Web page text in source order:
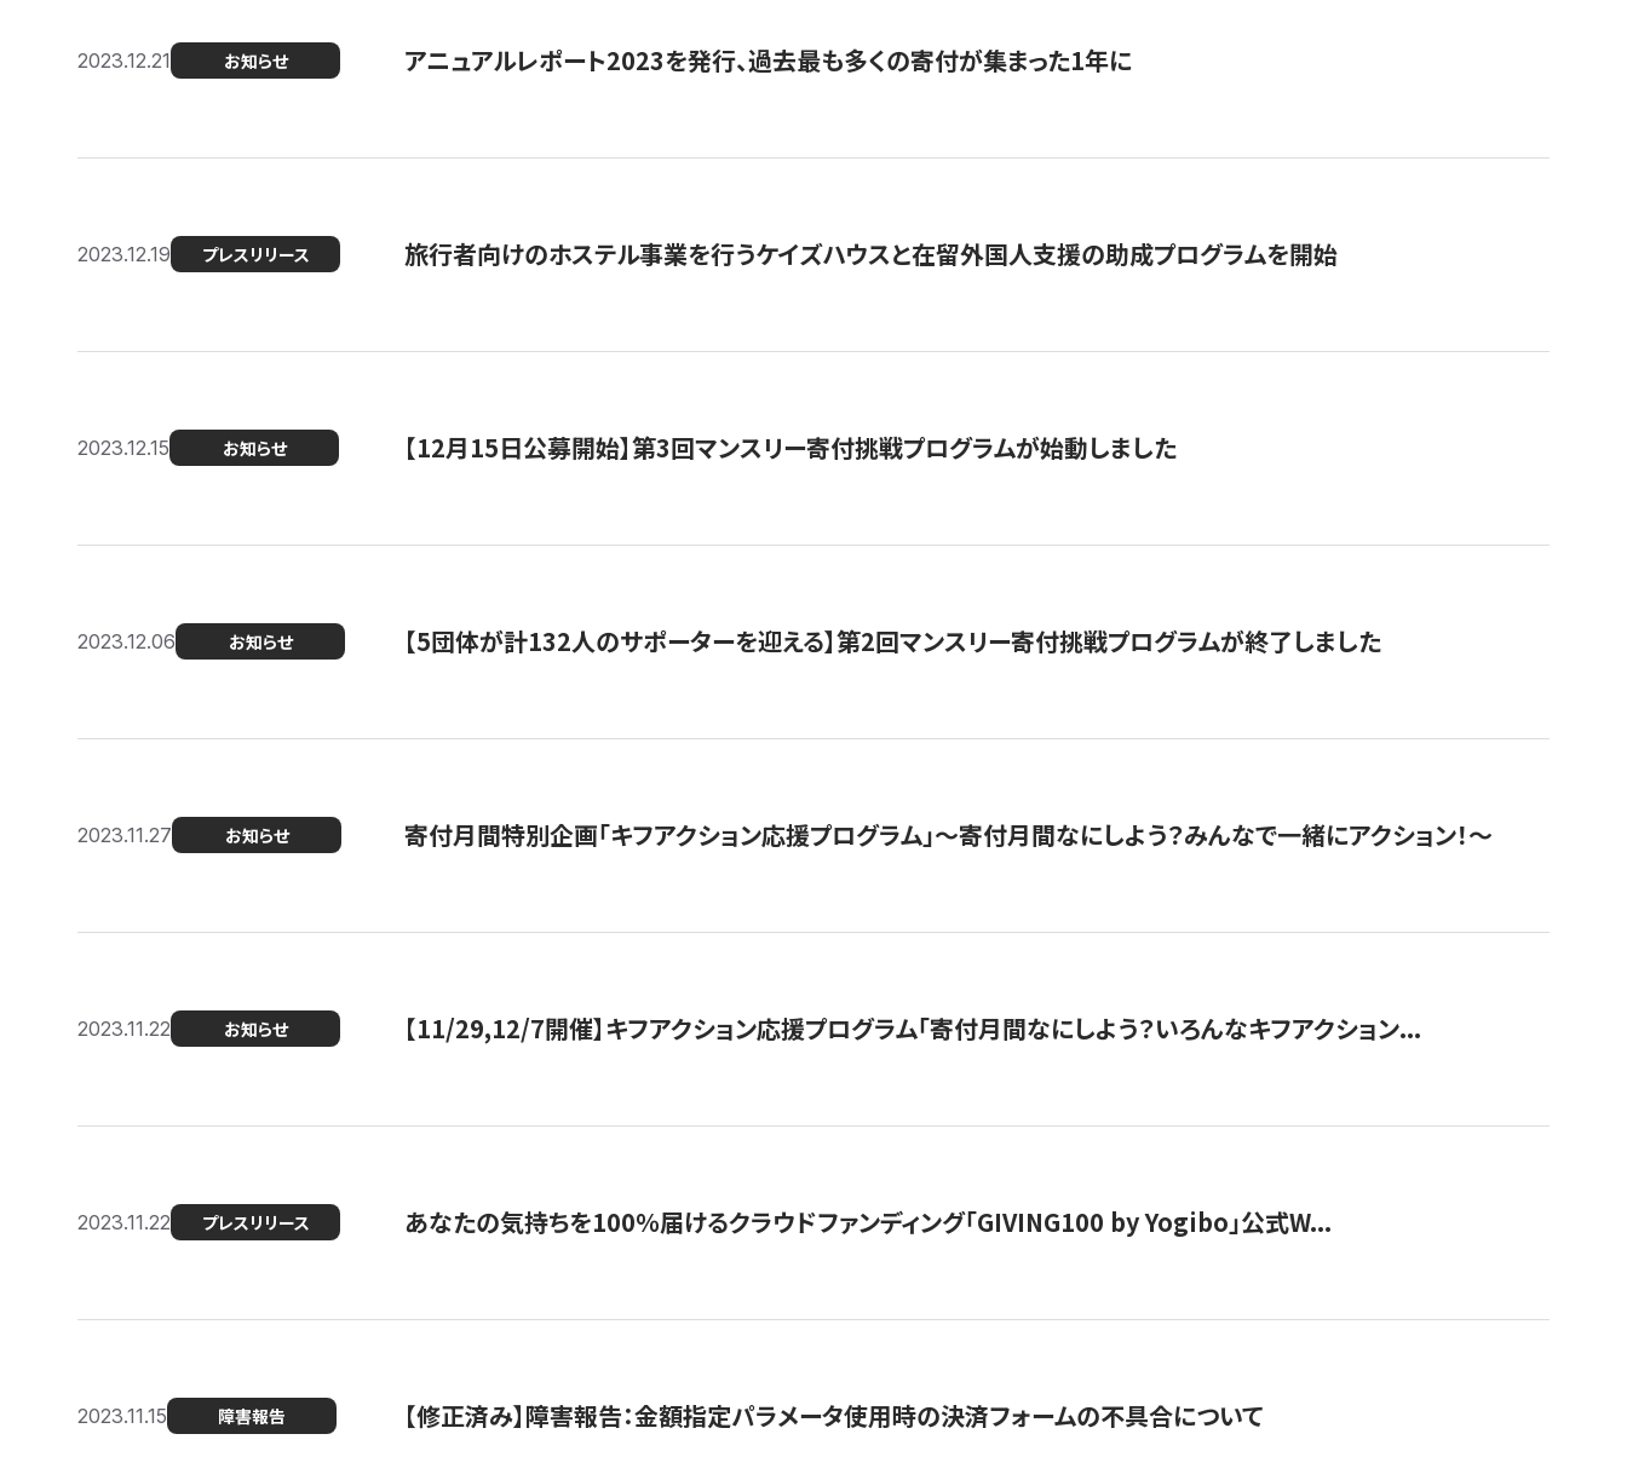
2023.12.21 お知らせ アニュアルレポート2023を発行、過去最も多くの寄付が集まった1年に
2023.12.19 プレスリリース 旅行者向けのホステル事業を行うケイズハウスと在留外国人支援の助成プログラムを開始
2023.12.15 お知らせ 【12月15日公募開始】第3回マンスリー寄付挑戦プログラムが始動しました
2023.12.06 お知らせ 【5団体が計132人のサポーターを迎える】第2回マンスリー寄付挑戦プログラムが終了しました
2023.11.27 お知らせ 寄付月間特別企画「キフアクション応援プログラム」〜寄付月間なにしよう？みんなで一緒にアクション！〜
2023.11.22 お知らせ 【11/29,12/7開催】キフアクション応援プログラム「寄付月間なにしよう？いろんなキフアクション...
2023.11.22 プレスリリース あなたの気持ちを100％届けるクラウドファンディング「GIVING100 by Yogibo」公式W...
2023.11.15 障害報告 【修正済み】障害報告：金額指定パラメータ使用時の決済フォームの不具合について